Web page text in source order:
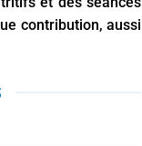
contribution, aussi